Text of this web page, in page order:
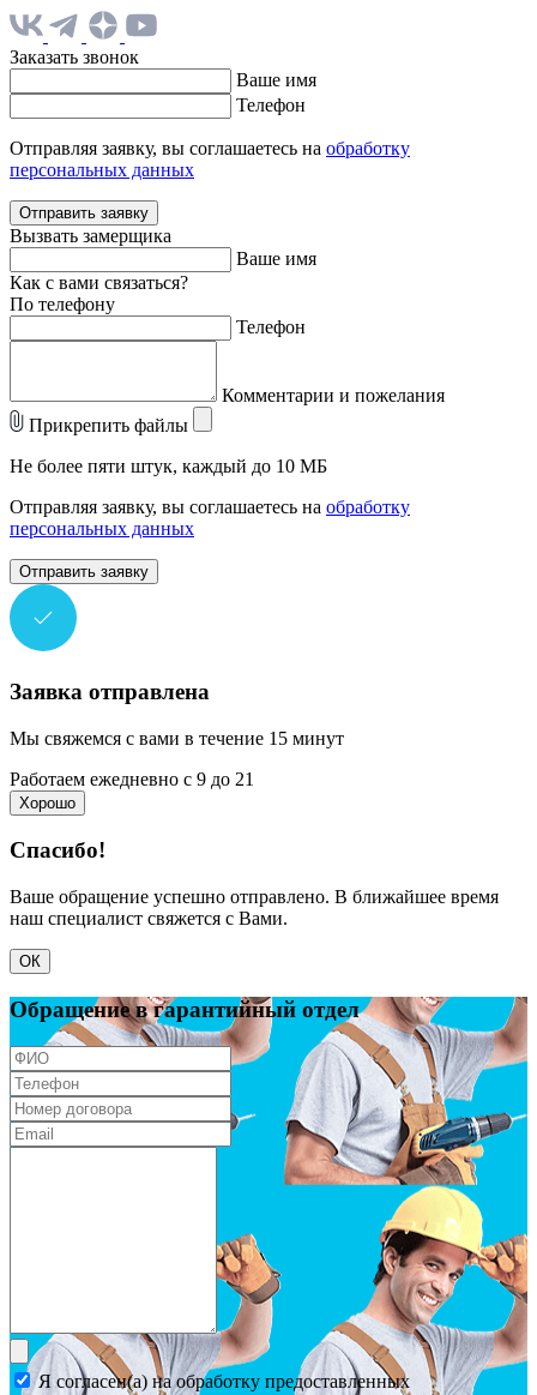
Заказать звонок
Ваше имя
Телефон
Отправляя заявку, вы соглашаетесь на обработку
персональных данных
Отправить заявку
Вызвать замерщика
Ваше имя
Как с вами связаться?
По телефону
Телефон
Комментарии и пожелания
Прикрепить файлы
Не более пяти штук, каждый до 10 МБ
Отправляя заявку, вы соглашаетесь на обработку
персональных данных
Отправить заявку
Заявка отправлена
Мы свяжемся с вами в течение 15 минут
Работаем ежедневно с 9 до 21
Хорошо
Спасибо!
Ваше обращение успешно отправлено. В ближайшее время
наш специалист свяжется с Вами.
ОК
Обращение в гарантийный отдел
Я согласен(а) на обработку предоставленных